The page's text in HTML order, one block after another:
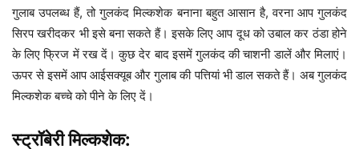
गुलाब उपलब्ध हैं, तो गुलकंद मिल्कशेक बनाना बहुत आसान है, वरना आप गुलकंद
सिरप खरीदकर भी इसे बना सकते हैं। इसके लिए आप दूध को उबाल कर ठंडा होने
के लिए फ्रिज में रख दें। कुछ देर बाद इसमें गुलकंद की चाशनी डालें और मिलाएं।
ऊपर से इसमें आप आईसक्यूब और गुलाब की पत्तियां भी डाल सकते हैं। अब गुलकंद
मिल्कशेक बच्चे को पीने के लिए दें।
स्ट्रॉबेरी मिल्कशेक: